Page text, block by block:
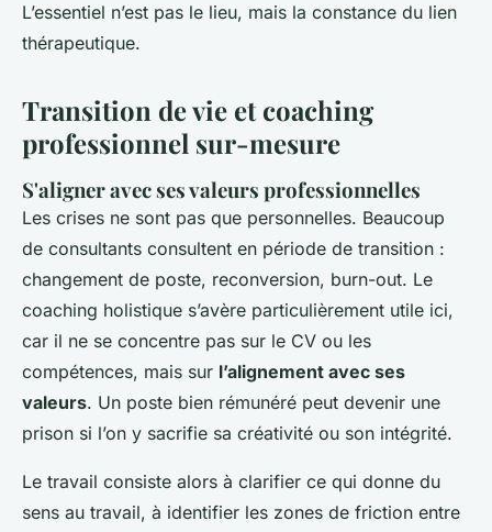
L’essentiel n’est pas le lieu, mais la constance du lien
thérapeutique.
Transition de vie et coaching
professionnel sur-mesure
S'aligner avec ses valeurs professionnelles
Les crises ne sont pas que personnelles. Beaucoup
de consultants consultent en période de transition :
changement de poste, reconversion, burn-out. Le
coaching holistique s’avère particulièrement utile ici,
car il ne se concentre pas sur le CV ou les
compétences, mais sur l’alignement avec ses
valeurs. Un poste bien rémunéré peut devenir une
prison si l’on y sacrifie sa créativité ou son intégrité.
Le travail consiste alors à clarifier ce qui donne du
sens au travail, à identifier les zones de friction entre